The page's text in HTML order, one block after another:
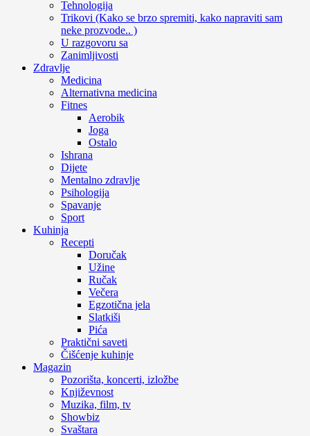
Tehnologija
Trikovi (Kako se brzo spremiti, kako napraviti sam
neke prozvode.. )
U razgovoru sa
Zanimljivosti
Zdravlje
Medicina
Alternativna medicina
Fitnes
Aerobik
Joga
Ostalo
Ishrana
Dijete
Mentalno zdravlje
Psihologija
Spavanje
Sport
Kuhinja
Recepti
Doručak
Užine
Ručak
Večera
Egzotična jela
Slatkiši
Pića
Praktični saveti
Čišćenje kuhinje
Magazin
Pozorišta, koncerti, izložbe
Književnost
Muzika, film, tv
Showbiz
Svaštara